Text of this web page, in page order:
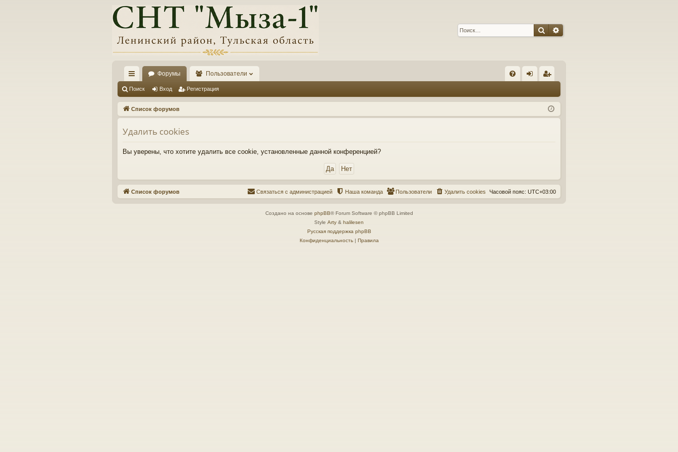
ПоискРасширенный поиск
с
ы
лк
и
Форумы Пользователи
Q д ис
тр
Поиск Вход Регистрация
Список форумов
Удалить cookies
Вы уверены, что хотите удалить все cookie, установленные данной конференцией?
Список форумов Часовой пояс: UTC+03:00
Удалить cookies
Пользователи
Наша команда
Связаться с администрацией
Создано на основе phpBB® Forum Software © phpBB Limited
Style Arty & halilesen
Русская поддержка phpBB
Конфиденциальность| Правила